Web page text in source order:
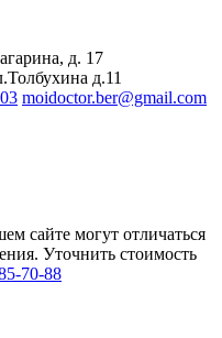
д. 17
д.11
moidoctor.ber@gmail.com
сайте могут отличаться
Уточнить стоимость